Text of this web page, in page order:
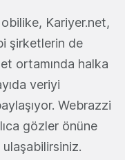
Kariyer.net,
şirketlerin de
ortamında halka
veriyi
Webrazzi
gözler önüne
ulaşabilirsiniz.